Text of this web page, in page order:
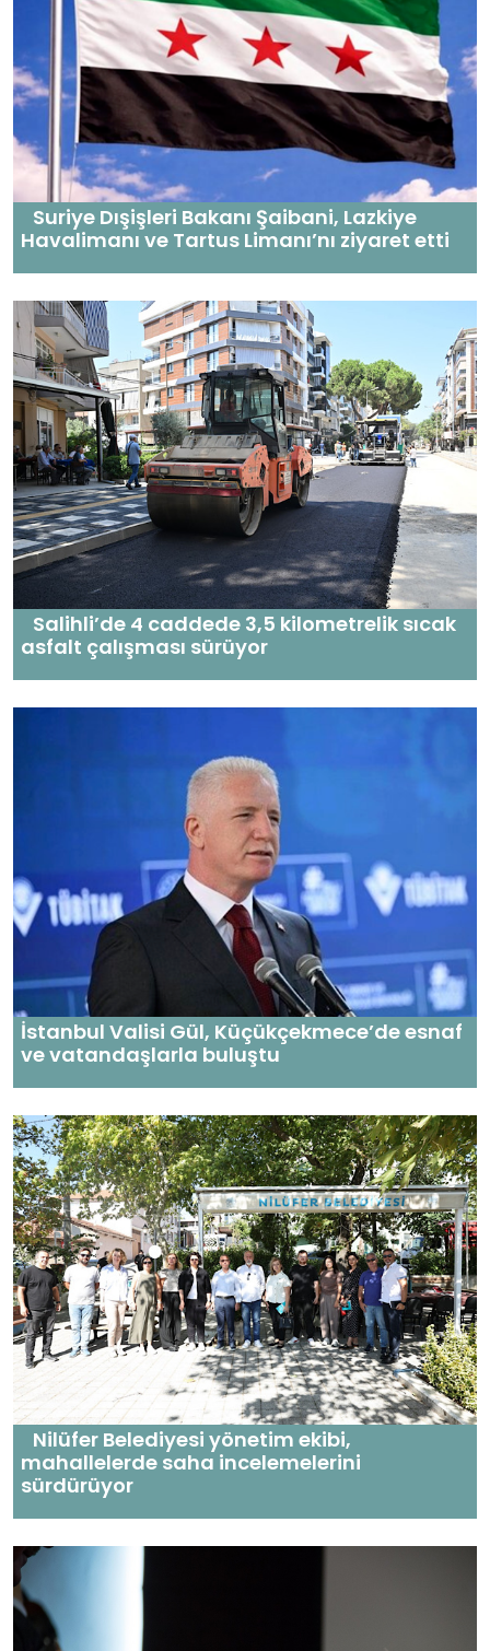
Suriye Dışişleri Bakanı Şaibani, Lazkiye
Havalimanı ve Tartus Limanı’nı ziyaret etti
Salihli’de 4 caddede 3,5 kilometrelik sıcak
asfalt çalışması sürüyor
İstanbul Valisi Gül, Küçükçekmece’de esnaf
ve vatandaşlarla buluştu
Nilüfer Belediyesi yönetim ekibi,
mahallelerde saha incelemelerini
sürdürüyor